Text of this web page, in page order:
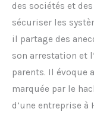
des sociétés et
sécuriser les
il partage des
son arrestation et
parents. Il évoque
marquée par le
d’une entreprise à